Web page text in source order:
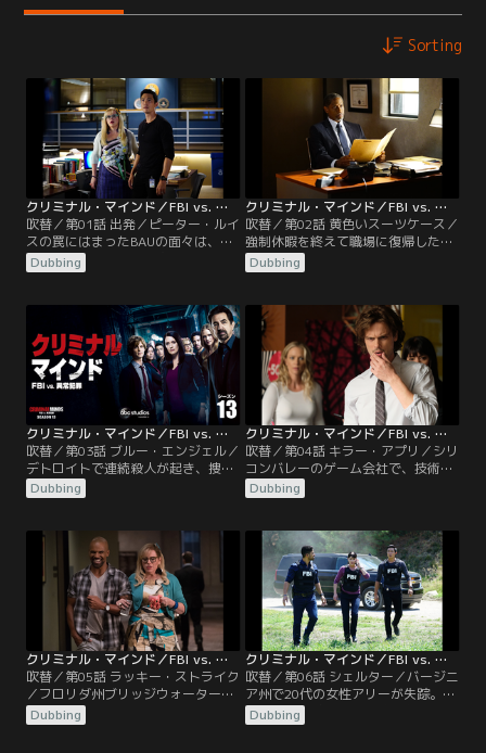
Sorting
クリミナル・マインド／FBI vs. 異常犯罪 シーズン13 第01話／吹替
吹替／第01話 出発／ピーター・ルイ
スの罠にはまったBAUの面々は、車
をパンクさせられ立ち往生したとこ
ろにトラックに突っ込まれる。ガル
け付けるが…。
Dubbing
クリミナル・マインド／FBI vs. 異常犯罪 シーズン13 第02話／吹替
吹替／第02話 黄色いスーツケース／
強制休暇を終えて職場に復帰した
BAUの面々。リードの現場復帰も決
まり、IRTから移ったシモンズも加
制の初仕事は…。
Dubbing
クリミナル・マインド／FBI vs. 異常犯罪 シーズン13 第03話／吹替
吹替／第03話 ブルー・エンジェル／
デトロイトで連続殺人が起き、捜査
協力に向かうBAU。事件は完全去勢
された男性の全裸死体が、ミートフ
後、被害者の自宅に…。
Dubbing
クリミナル・マインド／FBI vs. 異常犯罪 シーズン13 第04話／吹替
吹替／第04話 キラー・アプリ／シリ
コンバレーのゲーム会社で、技術者
2人と警備員1人が死亡する銃乱射事
件が発生。情報が錯綜し、犯人像は
Dubbing
クリミナル・マインド／FBI vs. 異常犯罪 シーズン13 第05話／吹替
吹替／第05話 ラッキー・ストライク
／フロリダ州ブリッジウォーター
で、手の指と足を切断された女性の
遺体が発見される。胸に彫られた星
Dubbing
クリミナル・マインド／FBI vs. 異常犯罪 シーズン13 第06話／吹替
吹替／第06話 シェルター／バージニ
ア州で20代の女性アリーが失踪。5
年間、同じ状況で同年代の産科医、
歯科医、教師が消えていたことが分
Dubbing